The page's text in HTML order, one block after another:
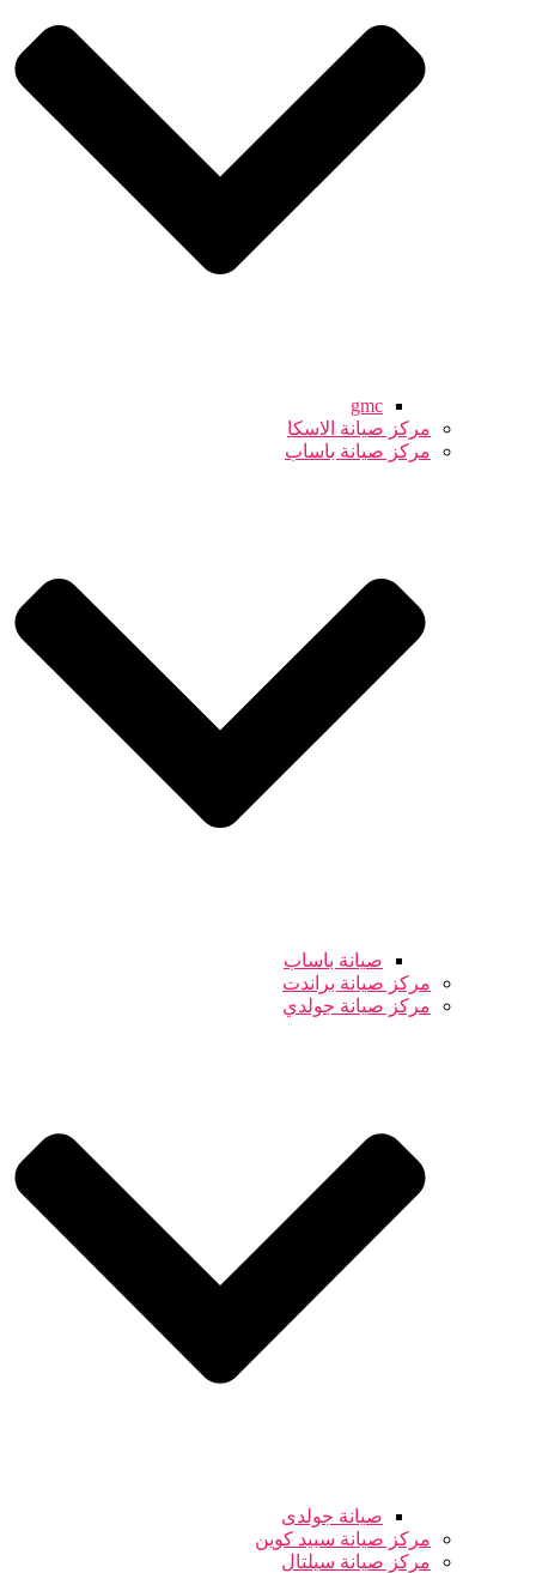
gmc
مركز صيانة الاسكا
مركز صيانة باساب
صيانة باساب
مركز صيانة براندت
مركز صيانة جولدي
صيانة جولدى
مركز صيانة سبيد كوين
مركز صيانة سيلتال